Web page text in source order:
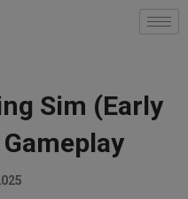
Sim (Early